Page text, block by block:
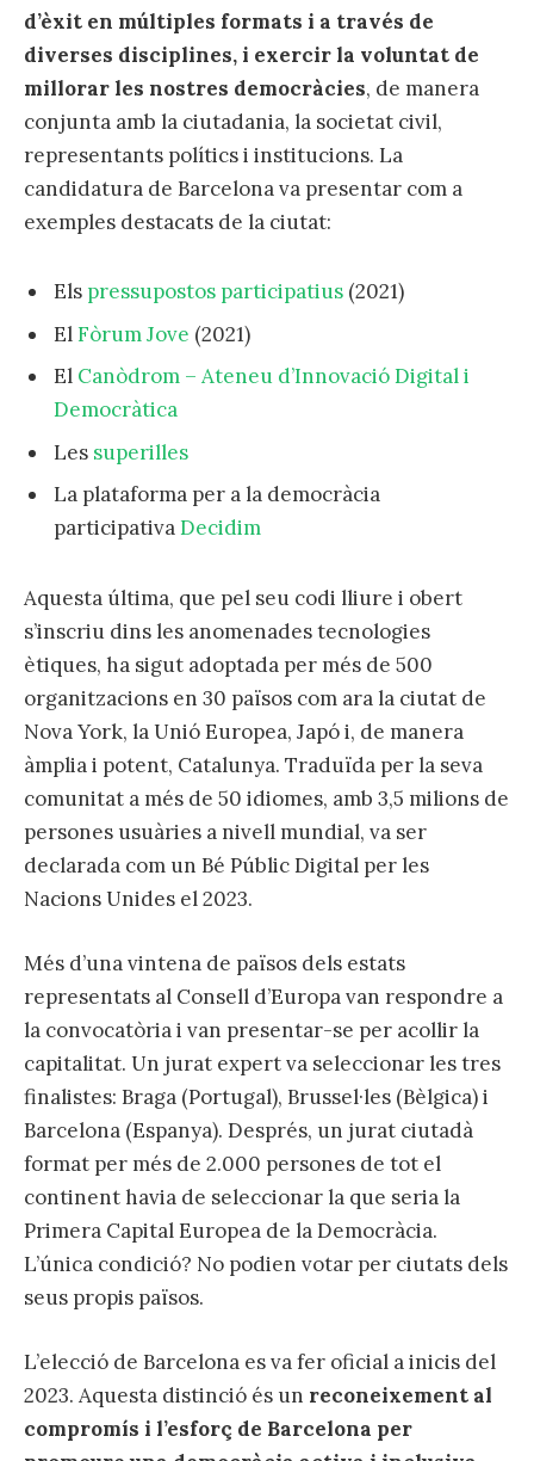
d’èxit en múltiples formats i a través de
diverses disciplines, i exercir la voluntat de
millorar les nostres democràcies, de manera
conjunta amb la ciutadania, la societat civil,
representants polítics i institucions. La
candidatura de Barcelona va presentar com a
exemples destacats de la ciutat:
Els pressupostos participatius (2021)
ElFòrum Jove (2021)
El Canòdrom – Ateneu d’Innovació Digital i
Democràtica
Les superilles
La plataforma per a la democràcia
participativaDecidim
Aquesta última, que pel seu codi lliure i obert
s’inscriu dins les anomenades tecnologies
ètiques, ha sigut adoptada per més de 500
organitzacions en 30 països com ara la ciutat de
Nova York, la Unió Europea, Japó i, de manera
àmplia i potent, Catalunya. Traduïda per la seva
comunitat a més de 50 idiomes, amb 3,5 milions de
persones usuàries a nivell mundial, va ser
declarada com un Bé Públic Digital per les
Nacions Unides el 2023.
Més d’una vintena de països dels estats
representats al Consell d’Europa van respondre a
la convocatòria i van presentar-se per acollir la
capitalitat. Un jurat expert va seleccionar les tres
finalistes: Braga (Portugal), Brussel·les (Bèlgica) i
Barcelona (Espanya). Després, un jurat ciutadà
format per més de 2.000 persones de tot el
continent havia de seleccionar la que seria la
Primera Capital Europea de la Democràcia.
L’única condició? No podien votar per ciutats dels
seus propis països.
L’elecció de Barcelona es va fer oficial a inicis del
2023. Aquesta distinció és un reconeixement al
compromís i l’esforç de Barcelona per